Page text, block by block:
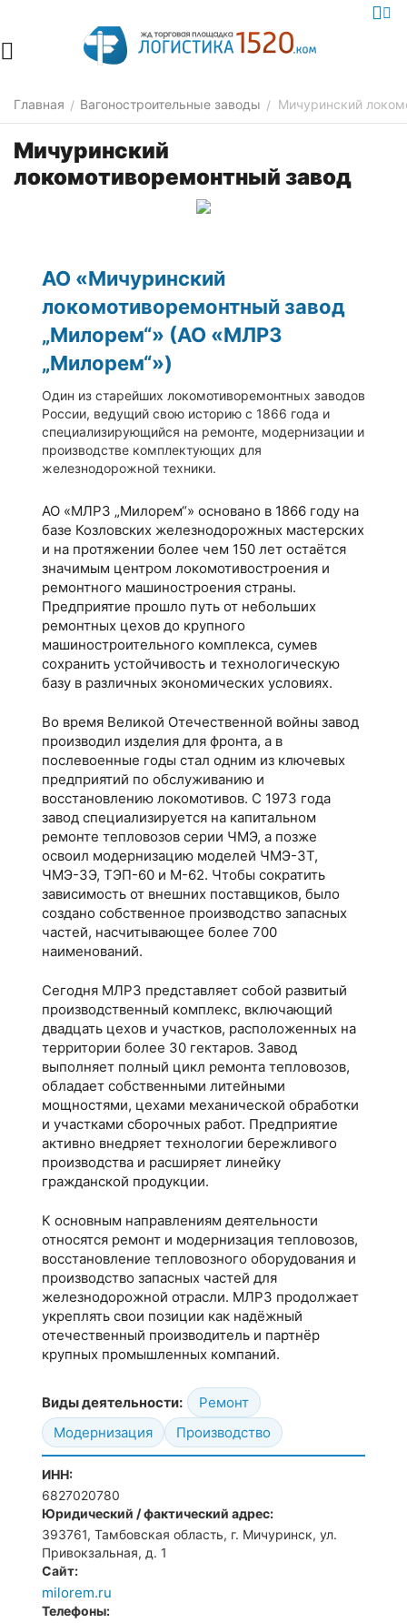
Главная / Вагоностроительные заводы / Мичуринский
Мичуринский
локомотиворемонтный завод
АО «Мичуринский
локомотиворемонтный завод
„Милорем“» (АО «МЛРЗ
„Милорем“»)
Один из старейших локомотиворемонтных заводов
России, ведущий свою историю с 1866 года и
специализирующийся на ремонте, модернизации и
производстве комплектующих для
железнодорожной техники.
АО «МЛРЗ „Милорем“» основано в 1866 году на
базе Козловских железнодорожных мастерских
и на протяжении более чем 150 лет остаётся
значимым центром локомотивостроения и
ремонтного машиностроения страны.
Предприятие прошло путь от небольших
ремонтных цехов до крупного
машиностроительного комплекса, сумев
сохранить устойчивость и технологическую
базу в различных экономических условиях.
Во время Великой Отечественной войны завод
производил изделия для фронта, а в
послевоенные годы стал одним из ключевых
предприятий по обслуживанию и
восстановлению локомотивов. С 1973 года
завод специализируется на капитальном
ремонте тепловозов серии ЧМЭ, а позже
освоил модернизацию моделей ЧМЭ-3Т,
ЧМЭ-3Э, ТЭП-60 и М-62. Чтобы сократить
зависимость от внешних поставщиков, было
создано собственное производство запасных
частей, насчитывающее более 700
наименований.
Сегодня МЛРЗ представляет собой развитый
производственный комплекс, включающий
двадцать цехов и участков, расположенных на
территории более 30 гектаров. Завод
выполняет полный цикл ремонта тепловозов,
обладает собственными литейными
мощностями, цехами механической обработки
и участками сборочных работ. Предприятие
активно внедряет технологии бережливого
производства и расширяет линейку
гражданской продукции.
К основным направлениям деятельности
относятся ремонт и модернизация тепловозов,
восстановление тепловозного оборудования и
производство запасных частей для
железнодорожной отрасли. МЛРЗ продолжает
укреплять свои позиции как надёжный
отечественный производитель и партнёр
крупных промышленных компаний.
Виды деятельности:
Ремонт
Модернизация
Производство
ИНН:
6827020780
Юридический / фактический адрес:
393761, Тамбовская область, г. Мичуринск, ул.
Привокзальная, д. 1
Сайт:
milorem.ru
Телефоны: